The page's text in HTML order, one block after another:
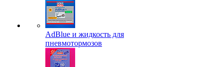
AdBlue и жидкость для
пневмотормозов